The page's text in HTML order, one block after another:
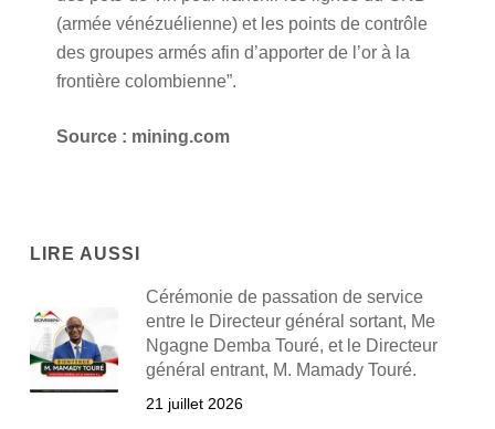
(armée vénézuélienne) et les points de contrôle
des groupes armés afin d’apporter de l’or à la
frontière colombienne”.
Source : mining.com
LIRE AUSSI
Cérémonie de passation de service
entre le Directeur général sortant, Me
Ngagne Demba Touré, et le Directeur
général entrant, M. Mamady Touré.
21 juillet 2026